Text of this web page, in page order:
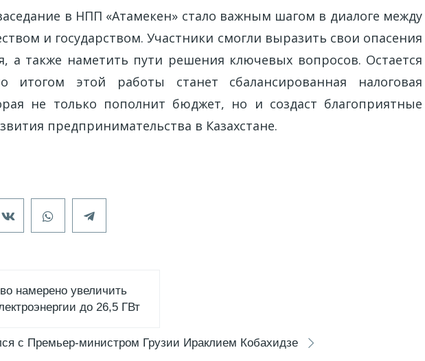
в НПП «Атамекен» стало важным шагом в диалоге между
и государством. Участники смогли выразить свои опасения
а также наметить пути решения ключевых вопросов. Остается
итогом этой работы станет сбалансированная налоговая
не только пополнит бюджет, но и создаст благоприятные
предпринимательства в Казахстане.
намерено увеличить
до 26,5 ГВт
с Премьер-министром Грузии Ираклием Кобахидзе